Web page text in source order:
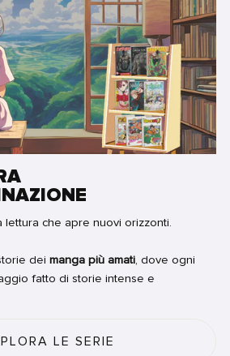
che apre nuovi orizzonti.
dei manga più amati , dove ogni
fatto di storie intense e
LE SERIE